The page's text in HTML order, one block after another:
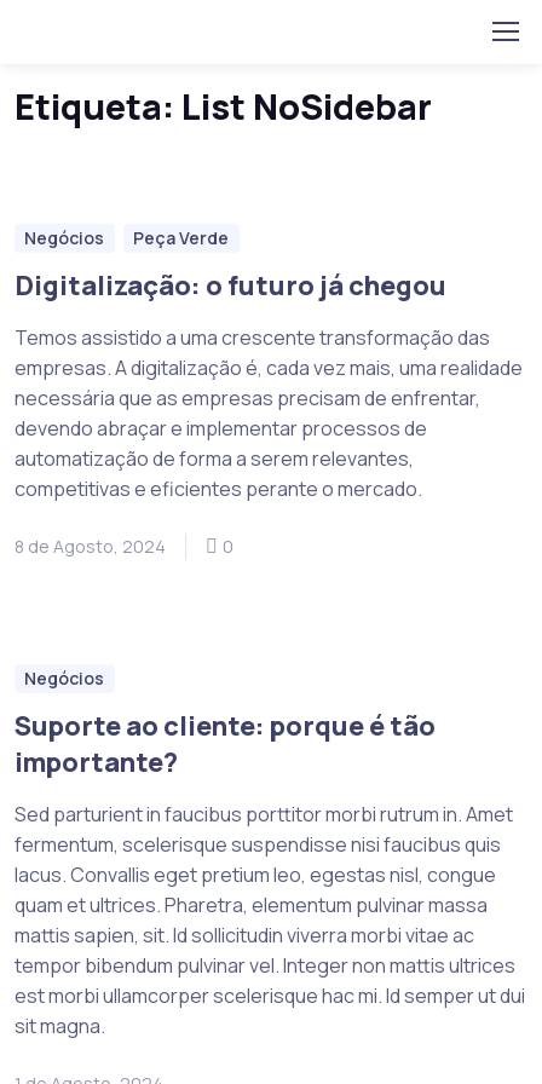
Etiqueta: List NoSidebar
Negócios Peça Verde
Digitalização: o futuro já chegou
Temos assistido a uma crescente transformação das
empresas. A digitalização é, cada vez mais, uma realidade
necessária que as empresas precisam de enfrentar,
devendo abraçar e implementar processos de
automatização de forma a serem relevantes,
competitivas e eficientes perante o mercado.
8 de Agosto, 2024 0
Negócios
Suporte ao cliente: porque é tão
importante?
Sed parturient in faucibus porttitor morbi rutrum in. Amet
fermentum, scelerisque suspendisse nisi faucibus quis
lacus. Convallis eget pretium leo, egestas nisl, congue
quam et ultrices. Pharetra, elementum pulvinar massa
mattis sapien, sit. Id sollicitudin viverra morbi vitae ac
tempor bibendum pulvinar vel. Integer non mattis ultrices
est morbi ullamcorper scelerisque hac mi. Id semper ut dui
sit magna.